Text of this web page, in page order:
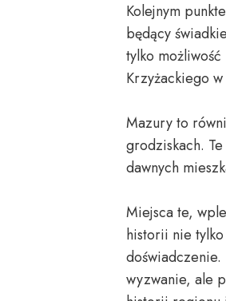
Kolejnym
będący
tylko
Krzyżackiego
Mazury to
grodziskach.
dawnych
Miejsca te,
historii nie
wyzwanie, ale